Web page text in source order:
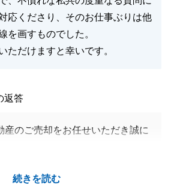
応くださり、そのお仕事ぶりは他
を画すものでした。
ただけますと幸いです。
続きを読む
返答
産のご売却をお任せいただき誠に